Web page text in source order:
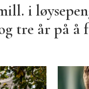
i
tre år på å